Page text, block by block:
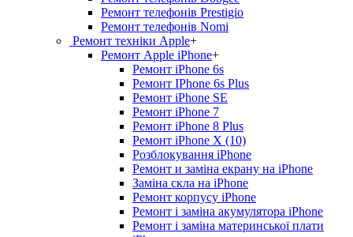
Ремонт телефонів Prestigio
Ремонт телефонів Nomi
Ремонт техніки Apple+
Ремонт Apple iPhone+
Ремонт iPhone 6s
Ремонт IPhone 6s Plus
Ремонт iPhone SE
Ремонт iPhone 7
Ремонт iPhone 8 Plus
Ремонт iPhone X (10)
Розблокування iPhone
Ремонт и заміна екрану на iPhone
Заміна скла на iPhone
Ремонт корпусу iPhone
Ремонт і заміна акумулятора iPhone
Ремонт і заміна материнської плати